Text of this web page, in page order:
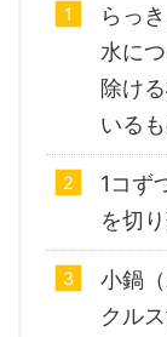
らっ
水に
除け
いる
1コず
を切
小鍋
クル